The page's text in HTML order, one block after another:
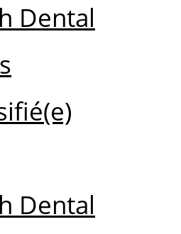
Dental
Dental